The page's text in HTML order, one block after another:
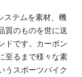
ステムを素材、機
質のものを世に送
ドです。カーボン
至るまで様々な素
うスポーツバイク